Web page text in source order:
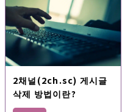
2채널(2ch.sc) 게시글
삭제 방법이란?